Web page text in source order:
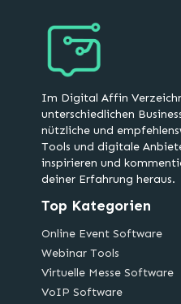
Im Digital Affin
unterschiedlichen
nützliche und
Tools und digitale
inspirieren und
deiner Erfahrung heraus.
Top Kategorien
Online Event Software
Webinar Tools
Virtuelle Messe Software
VoIP Software